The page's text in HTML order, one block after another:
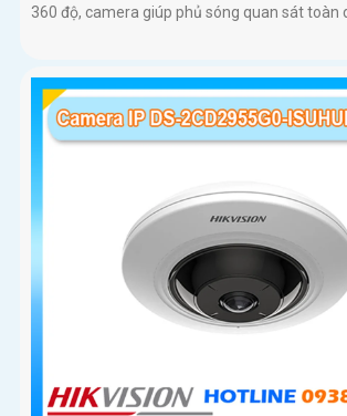
360 độ, camera giúp phủ sóng quan sát toàn